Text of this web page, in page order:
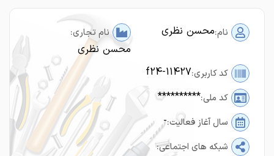
نام:محسن نظری نام تجاری:
محسن نظری
کد کاربری:f24-11427
کد ملی:**********
سال آغاز فعالیت:-
شبکه های اجتماعی: